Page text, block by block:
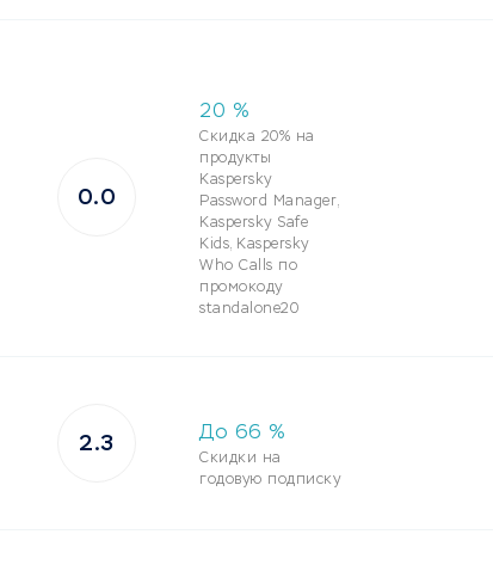
0.0
20 %
Скидка 20% на
продукты
Kaspersky
Password Manager,
Kaspersky Safe
Kids, Kaspersky
Who Calls по
промокоду
standalone20
2.3 До 66 %
Скидки на
годовую подписку